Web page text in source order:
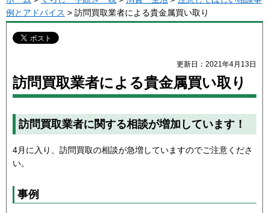
例とアドバイス > 訪問買取業者による貴金属買い取り
更新日：2021年4月13日
訪問買取業者による貴金属買い取り
訪問買取業者に関する相談が増加しています！
4月に入り、訪問買取の相談が急増していますのでご注意くださ
い。
事例